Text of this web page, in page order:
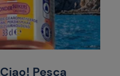
Pesca